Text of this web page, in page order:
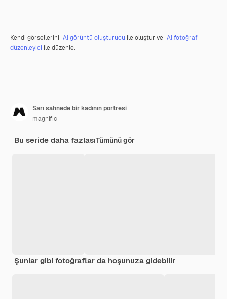
Kendi görsellerini AI görüntü oluşturucu ile oluştur ve AI fotoğraf
düzenleyici ile düzenle.
Sarı sahnede bir kadının portresi
magnific
Bu seride daha fazlasıTümünü gör
Şunlar gibi fotoğraflar da hoşunuza gidebilir